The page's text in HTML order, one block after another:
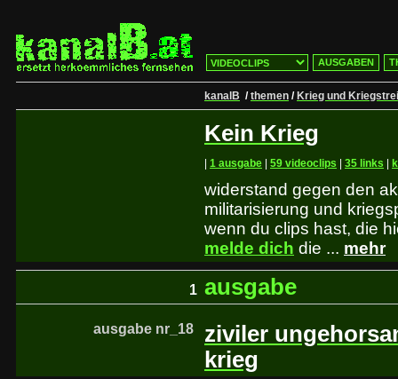
AUSGABEN
kanalB /themen / Krieg und
Kein Krieg
1 ausgabe 59 videoclips 35 links
widerstand gegen den
militarisierung und
wenn du clips hast, die
melde dich die ... mehr
1 ausgabe
ausgabe nr_18
ziviler
krieg